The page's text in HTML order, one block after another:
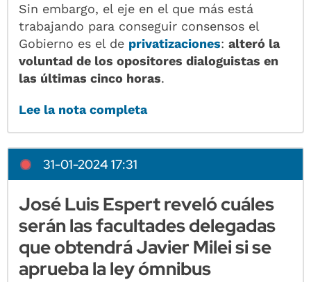
Sin embargo, el eje en el que más está
trabajando para conseguir consensos el
Gobierno es el de privatizaciones:alteró la
voluntad de los opositores dialoguistas en
las últimas cinco horas.
Lee la nota completa
31-01-2024 17:31
José Luis Espert reveló cuáles
serán las facultades delegadas
que obtendrá Javier Milei si se
aprueba la ley ómnibus